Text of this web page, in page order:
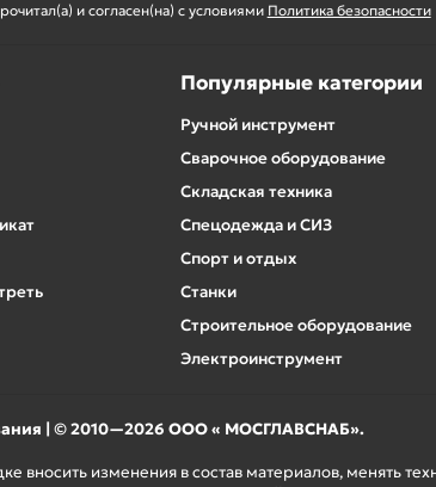
и согласен(на) с условиями Политика безопасности
Популярные категории
Ручной инструмент
Сварочное оборудование
Складская техника
Спецодежда и СИЗ
Спорт и отдых
Станки
Строительное оборудование
Электроинструмент
| © 2010—2026 ООО « МОСГЛАВСНАБ».
вносить изменения в состав материалов, менять